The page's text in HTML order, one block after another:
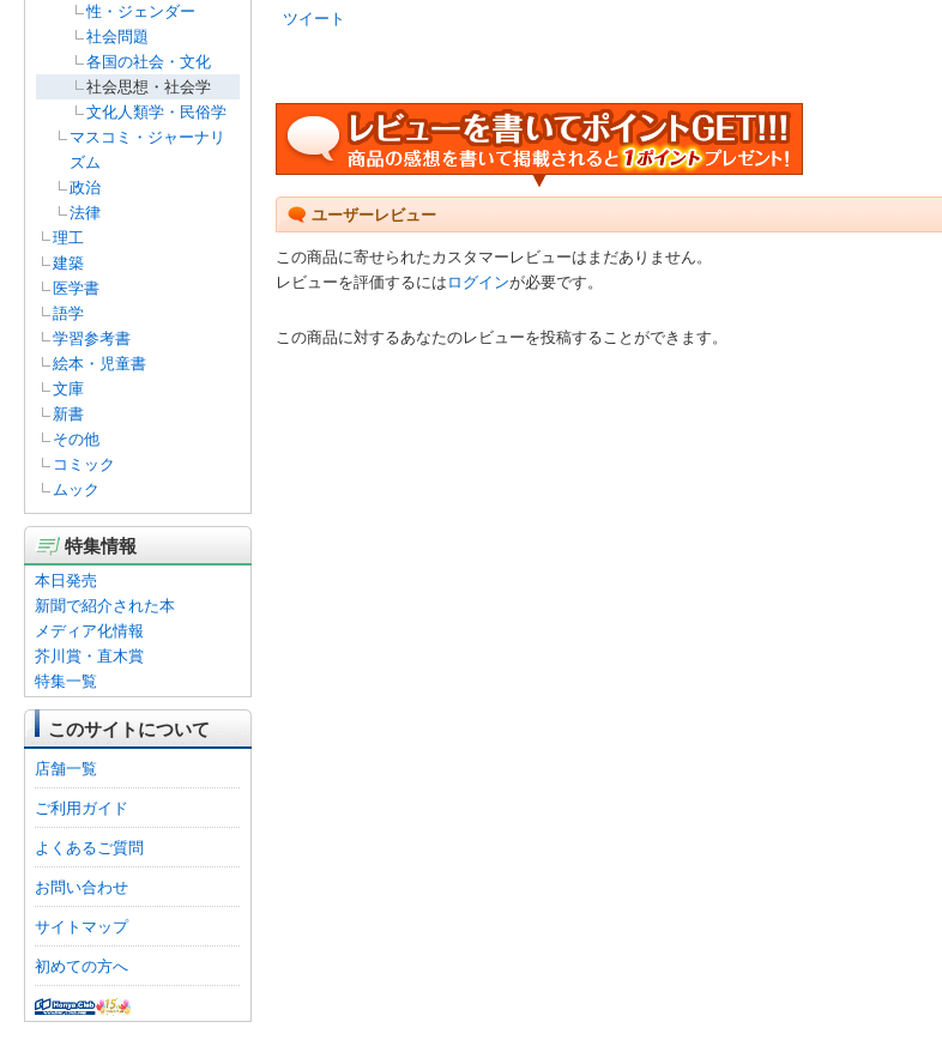
性・ジェンダー
社会問題
各国の社会・文化
社会思想・社会学
文化人類学・民俗学
マスコミ・ジャーナリ
ズム
政治
法律
理工
建築
医学書
語学
学習参考書
絵本・児童書
文庫
新書
その他
コミック
ムック
特集情報
本日発売
新聞で紹介された本
メディア化情報
芥川賞・直木賞
特集一覧
このサイトについて
店舗一覧
ご利用ガイド
よくあるご質問
お問い合わせ
サイトマップ
初めての方へ
ツイート
ユーザーレビュー
この商品に寄せられたカスタマーレビューはまだありません。
レビューを評価するには ログインが必要です。
この商品に対するあなたのレビューを投稿することができます。